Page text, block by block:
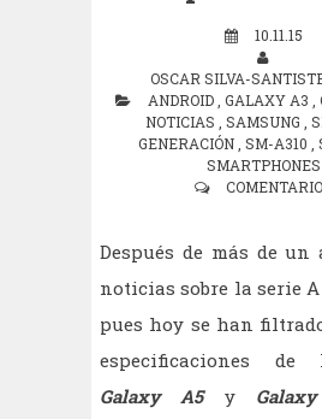
10.11.15
OSCAR SILVA-
ANDROID GALAXY A3
NOTICIAS
SAMSUNG
GENERACIÓN SM-A310
SMARTPHONES
Después de más de un
noticias sobre la serie A
pues hoy se han
especificaciones de
Galaxy A5y